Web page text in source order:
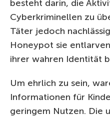
besteht darin, die
Cyberkriminellen zu
Täter jedoch
Honeypot sie
ihrer wahren Identität
Um ehrlich zu sein,
Informationen für
geringem Nutzen. Die